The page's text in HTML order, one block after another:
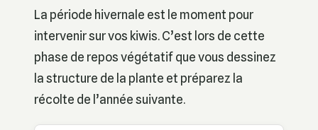
La période hivernale est le moment pour
intervenir sur vos kiwis. C’est lors de cette
phase de repos végétatif que vous dessinez
la structure de la plante et préparez la
récolte de l’année suivante.